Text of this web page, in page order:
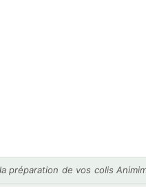
préparation de vos colis